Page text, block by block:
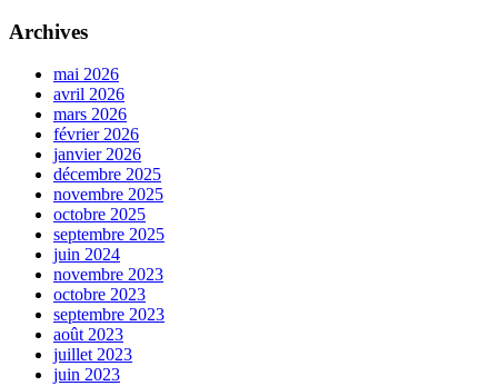
Archives
mai 2026
avril 2026
mars 2026
février 2026
janvier 2026
décembre 2025
novembre 2025
octobre 2025
septembre 2025
juin 2024
novembre 2023
octobre 2023
septembre 2023
août 2023
juillet 2023
juin 2023